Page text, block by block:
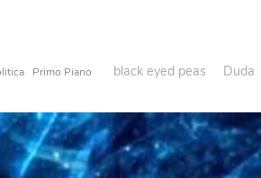
Primo Piano black eyed peas
Duda